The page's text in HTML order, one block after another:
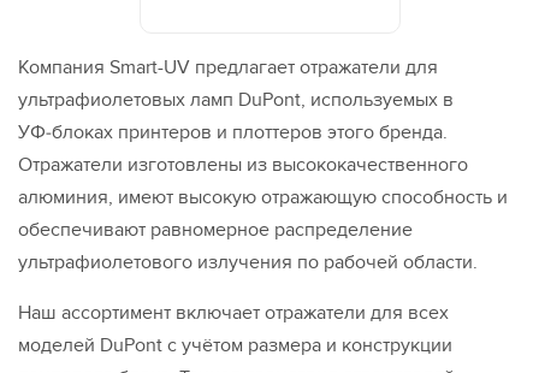
Компания Smart-UV предлагает отражатели для
ультрафиолетовых ламп DuPont, используемых в
УФ‑блоках принтеров и плоттеров этого бренда.
Отражатели изготовлены из высококачественного
алюминия, имеют высокую отражающую способность и
обеспечивают равномерное распределение
ультрафиолетового излучения по рабочей области.
Наш ассортимент включает отражатели для всех
моделей DuPont с учётом размера и конструкции